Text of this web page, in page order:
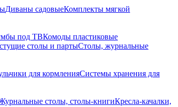
Диваны садовыеКомплекты мягкой
под ТВКомоды пластиковые
столы и партыСтолы, журнальные
для кормленияСистемы хранения для
столы, столы-книгиКресла-качалки,